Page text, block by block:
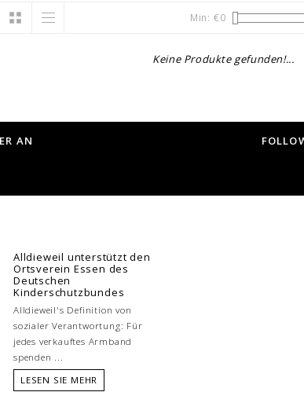
Min: €0
Keine Produkte gefunden!...
AN
Alldieweil unterstützt den
Ortsverein Essen des
Deutschen
Kinderschutzbundes
Alldieweil's Definition von
sozialer Verantwortung: Für
jedes verkauftes Armband
spenden ...
LESEN SIE MEHR